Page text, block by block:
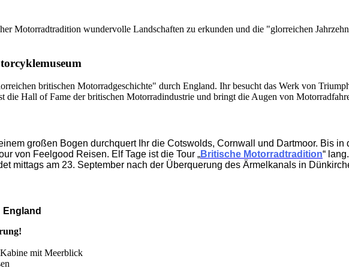
Motorradtradition wundervolle Landschaften zu erkunden und die "glorreichen
britischen Motorradgeschichte" durch England. Ihr besucht das Werk von
die Hall of Fame der britischen Motorradindustrie und bringt die Augen von
großen Bogen durchquert Ihr die Cotswolds, Cornwall und Dartmoor. Bis in
von Feelgood Reisen. Elf Tage ist die Tour „Britische Motorradtradition“
mittags am 23. September nach der Überquerung des Ärmelkanals in
mit Meerblick